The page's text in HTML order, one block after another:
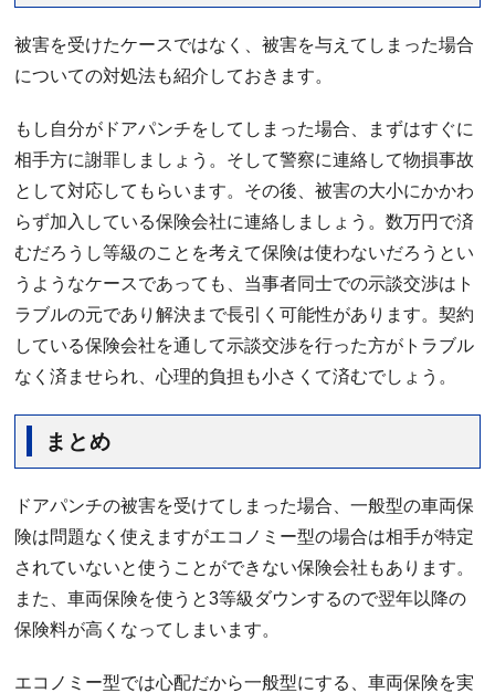
被害を受けたケースではなく、被害を与えてしまった場合
についての対処法も紹介しておきます。
もし自分がドアパンチをしてしまった場合、まずはすぐに
相手方に謝罪しましょう。そして警察に連絡して物損事故
として対応してもらいます。その後、被害の大小にかかわ
らず加入している保険会社に連絡しましょう。数万円で済
むだろうし等級のことを考えて保険は使わないだろうとい
うようなケースであっても、当事者同士での示談交渉はト
ラブルの元であり解決まで長引く可能性があります。契約
している保険会社を通して示談交渉を行った方がトラブル
なく済ませられ、心理的負担も小さくて済むでしょう。
まとめ
ドアパンチの被害を受けてしまった場合、一般型の車両保
険は問題なく使えますがエコノミー型の場合は相手が特定
されていないと使うことができない保険会社もあります。
また、車両保険を使うと3等級ダウンするので翌年以降の
保険料が高くなってしまいます。
エコノミー型では心配だから一般型にする、車両保険を実